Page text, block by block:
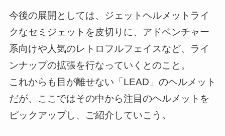
今後の展開としては、ジェットヘルメットライ
クなセミジェットを皮切りに、アドベンチャー
系向けや人気のレトロフルフェイスなど、ライ
ンナップの拡張を行なっていくとのこと。
これからも目が離せない「LEAD」のヘルメット
だが、ここではその中から注目のヘルメットを
ピックアップし、ご紹介していこう。